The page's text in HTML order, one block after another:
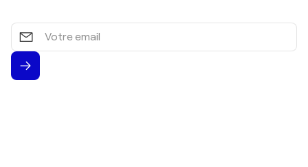
Votre
email